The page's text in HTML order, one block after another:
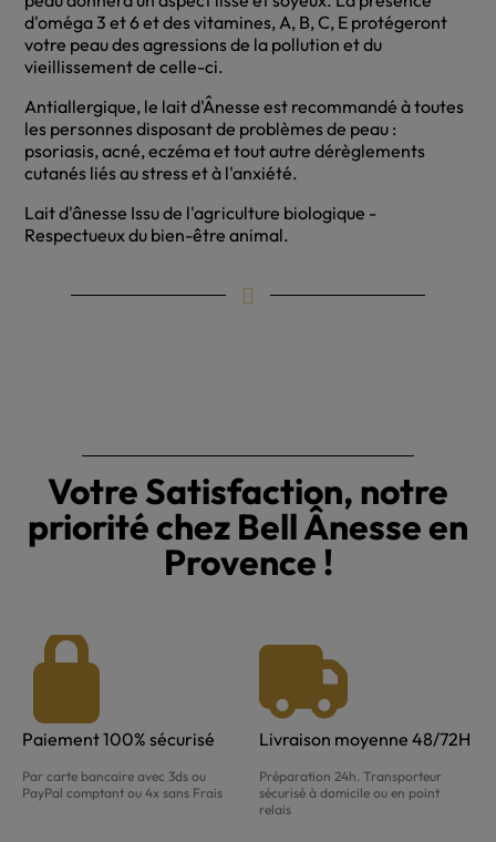
d'oméga 3 et 6 et des vitamines, A, B, C, E protégeront
votre peau des agressions de la pollution et du
vieillissement de celle-ci.
Antiallergique, le lait d'Ânesse est recommandé à toutes
les personnes disposant de problèmes de peau :
psoriasis, acné, eczéma et tout autre dérèglements
cutanés liés au stress et à l'anxiété.
Lait d'ânesse Issu de l'agriculture biologique -
Respectueux du bien-être animal.
Votre Satisfaction, notre
priorité chez Bell Ânesse en
Provence !
Paiement 100% sécurisé
Par carte bancaire avec 3ds ou
PayPal comptant ou 4x sans Frais
Livraison moyenne 48/72H
Préparation 24h. Transporteur
sécurisé à domicile ou en point
relais